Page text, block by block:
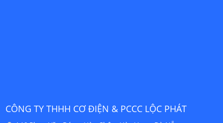
CÔNG TY TNHH MTV CƠ ĐIỆN & PCCC LỘC PHÁT